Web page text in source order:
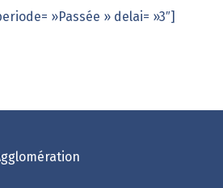
»Passée » delai= »3″]